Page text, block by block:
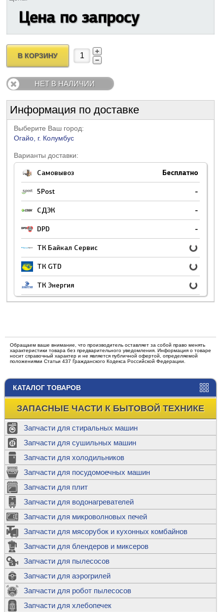
КАТАЛОГ ТОВАРОВ
ЗАПАСНЫЕ ЧАСТИ К БЫТОВОЙ ТЕХНИКЕ
Запчасти для стиральных машин
Запчасти для сушильных машин
Запчасти для холодильников
Запчасти для посудомоечных машин
Запчасти для плит
Запчасти для водонагревателей
Запчасти для микроволновых печей
Запчасти для мясорубок и кухонных комбайнов
Запчасти для блендеров и миксеров
Запчасти для пылесосов
Запчасти для аэрогрилей
Запчасти для робот пылесосов
Запчасти для хлебопечек
Цена по запросу
В КОРЗИНУ
НЕТ В НАЛИЧИИ
Информация по доставке
Выберите Ваш город:
Огайо, г. Колумбус
Варианты доставки:
Самовывоз Бесплатно
5Post -
СДЭК -
DPD -
ТК Байкал Сервис
ТК GTD
ТК Энергия
Обращаем ваше внимание, что производитель оставляет за собой право менять
характеристики товара без предварительного уведомления. Информация о товаре
носит справочный характер и не является публичной офертой, определяемой
положениями Статьи 437 Гражданского Кодекса Российской Федерации.